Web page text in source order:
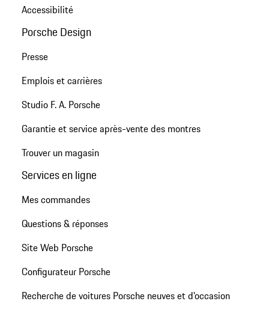
Accessibilité
Porsche Design
Presse
Emplois et carrières
Studio F. A. Porsche
Garantie et service après-vente des montres
Trouver un magasin
Services en ligne
Mes commandes
Questions & réponses
Site Web Porsche
Configurateur Porsche
Recherche de voitures Porsche neuves et d'occasion